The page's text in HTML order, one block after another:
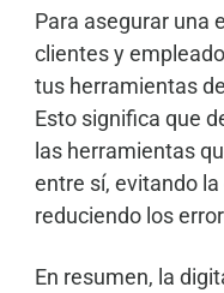
Para asegurar una
clientes y
tus herramientas
Esto significa que
las herramientas
entre sí, evitando
reduciendo los
En resumen, la